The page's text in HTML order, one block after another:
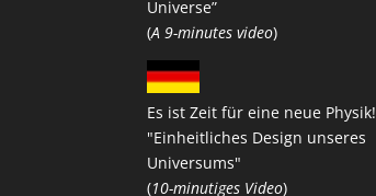
Universe”
(A 9-minutes video)
Es ist Zeit für eine neue Physik!
"Einheitliches Design unseres
Universums"
(10-minutiges Video)